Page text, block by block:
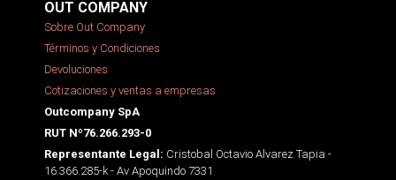
OUT COMPANY
Sobre Out Company
Términos y Condiciones
Devoluciones
Cotizaciones y ventas a empresas
Outcompany SpA
RUT Nº76.266.293-0
Representante Legal: Cristobal Octavio Alvarez Tapia -
16.366.285-k - Av Apoquindo 7331